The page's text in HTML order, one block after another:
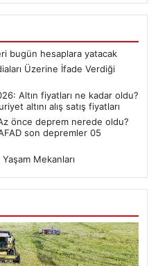
bugün hesaplara yatacak
Üzerine İfade Verdiği
Altın fiyatları ne kadar oldu?
altını alış satış fiyatları
önce deprem nerede oldu?
son depremler 05
Mekanları